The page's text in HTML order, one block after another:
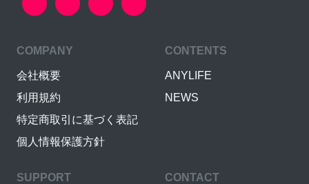
COMPANY
会社概要
利用規約
特定商取引に基づく表記
個人情報保護方針
CONTENTS
ANYLIFE
NEWS
SUPPORT CONTACT